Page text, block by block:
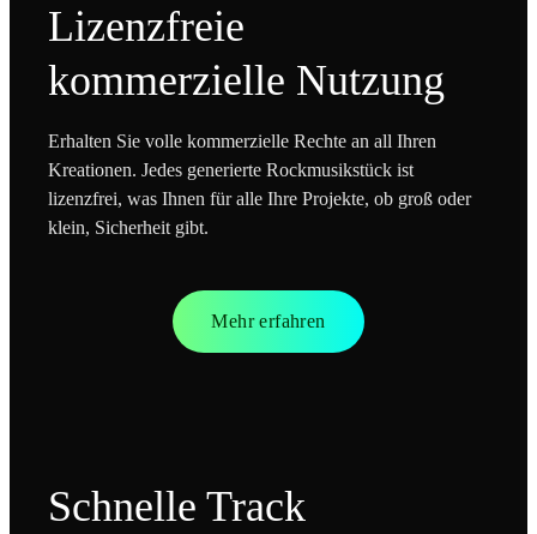
Lizenzfreie
kommerzielle Nutzung
Erhalten Sie volle kommerzielle Rechte an all Ihren
Kreationen. Jedes generierte Rockmusikstück ist
lizenzfrei, was Ihnen für alle Ihre Projekte, ob groß oder
klein, Sicherheit gibt.
Mehr erfahren
Schnelle Track